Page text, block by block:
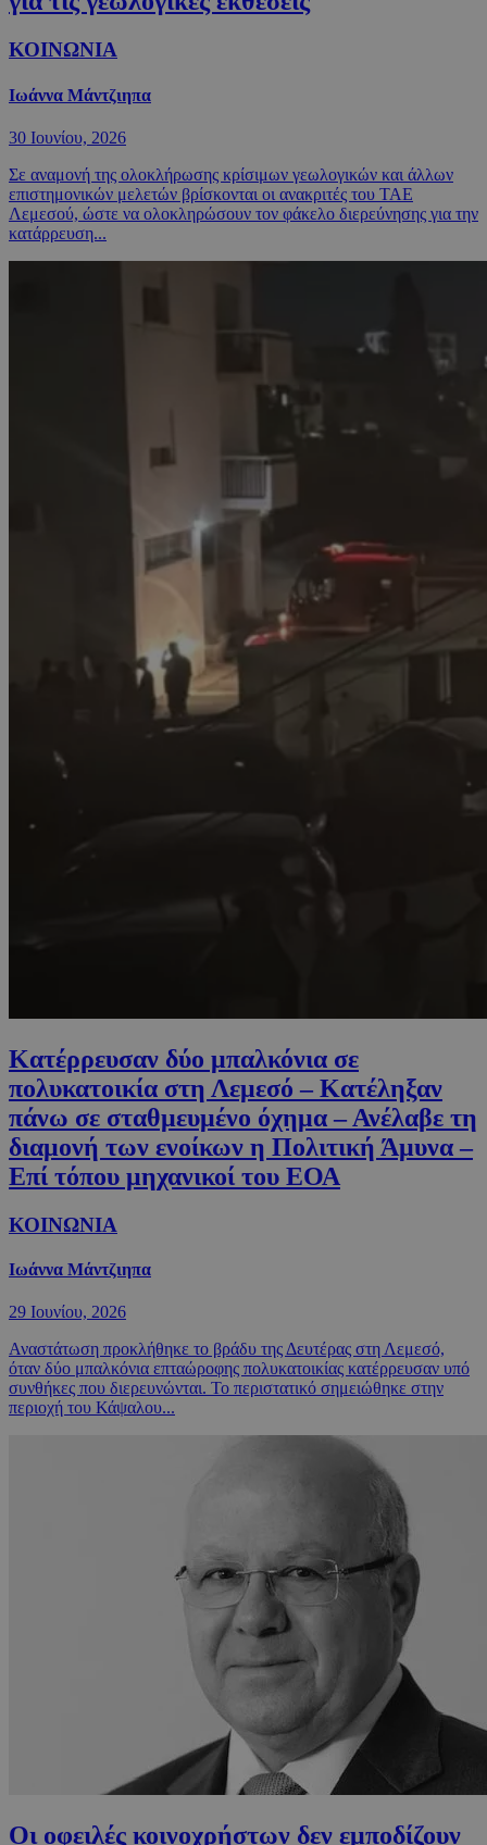
ΚΟΙΝΩΝΙΑ
Ιωάννα Μάντζιηπα
30 Ιουνίου, 2026
Σε αναμονή της ολοκλήρωσης κρίσιμων γεωλογικών και άλλων
επιστημονικών μελετών βρίσκονται οι ανακριτές του ΤΑΕ
Λεμεσού, ώστε να ολοκληρώσουν τον φάκελο διερεύνησης για την
κατάρρευση...
Κατέρρευσαν δύο μπαλκόνια σε
πολυκατοικία στη Λεμεσό – Κατέληξαν
πάνω σε σταθμευμένο όχημα – Ανέλαβε τη
διαμονή των ενοίκων η Πολιτική Άμυνα –
Επί τόπου μηχανικοί του ΕΟΑ
ΚΟΙΝΩΝΙΑ
Ιωάννα Μάντζιηπα
29 Ιουνίου, 2026
Αναστάτωση προκλήθηκε το βράδυ της Δευτέρας στη Λεμεσό,
όταν δύο μπαλκόνια επταώροφης πολυκατοικίας κατέρρευσαν υπό
συνθήκες που διερευνώνται. Το περιστατικό σημειώθηκε στην
περιοχή του Κάψαλου...
Οι οφειλές κοινοχρήστων δεν εμποδίζουν